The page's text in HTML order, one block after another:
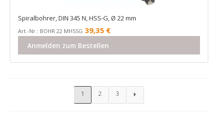
Spiralbohrer, DIN 345 N, HSS-G, Ø 22 mm
Art.-Nr.: BOHR 22 MHSSG 39,35 €
Anmelden zum Bestellen
1 2 3